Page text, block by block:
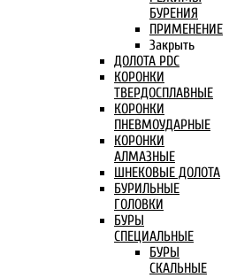
БУРЕНИЯ
ПРИМЕНЕНИЕ
Закрыть
ДОЛОТА PDC
КОРОНКИ
ТВЕРДОСПЛАВНЫЕ
КОРОНКИ
ПНЕВМОУДАРНЫЕ
КОРОНКИ
АЛМАЗНЫЕ
ШНЕКОВЫЕ ДОЛОТА
БУРИЛЬНЫЕ
ГОЛОВКИ
БУРЫ
СПЕЦИАЛЬНЫЕ
БУРЫ
СКАЛЬНЫЕ